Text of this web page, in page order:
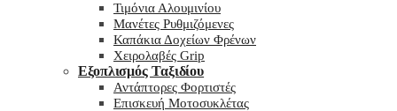
Τιμόνια Αλουμινίου
Μανέτες Ρυθμιζόμενες
Καπάκια Δοχείων Φρένων
Χειρολαβές Grip
Εξοπλισμός Ταξιδίου
Αντάπτορες Φορτιστές
Επισκευή Μοτοσυκλέτας